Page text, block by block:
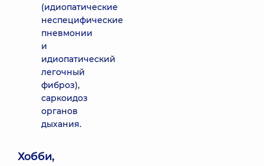
(идиопатические
неспецифические
пневмонии
и
идиопатический
легочный
фиброз),
саркоидоз
органов
дыхания.
Хобби,